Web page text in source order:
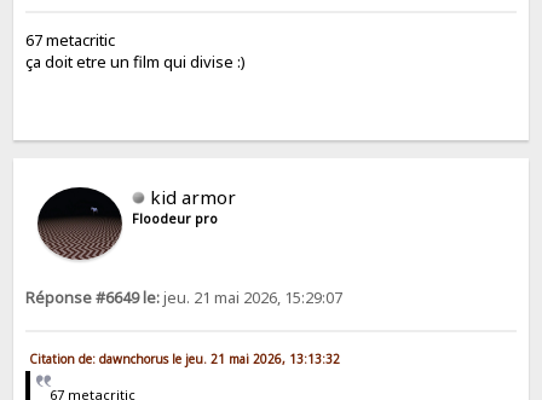
67 metacritic
ça doit etre un film qui divise :)
kid armor
Floodeur pro
Réponse #6649 le:jeu. 21 mai 2026, 15:29:07
Citation de: dawnchorus le jeu. 21 mai 2026, 13:13:32
67 metacritic